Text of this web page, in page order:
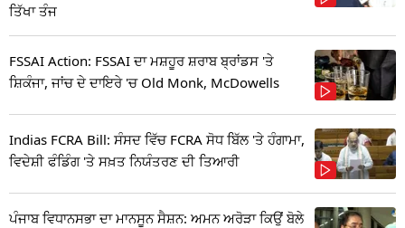
ਤਿੱਖਾ ਤੰਜ
FSSAI Action: FSSAI ਦਾ ਮਸ਼ਹੂਰ ਸ਼ਰਾਬ ਬ੍ਰਾਂਡਸ 'ਤੇ
ਸ਼ਿਕੰਜਾ, ਜਾਂਚ ਦੇ ਦਾਇਰੇ 'ਚ Old Monk, McDowells
Indias FCRA Bill: ਸੰਸਦ ਵਿੱਚ FCRA ਸੋਧ ਬਿੱਲ 'ਤੇ ਹੰਗਾਮਾ,
ਵਿਦੇਸ਼ੀ ਫੰਡਿੰਗ 'ਤੇ ਸਖ਼ਤ ਨਿਯੰਤਰਣ ਦੀ ਤਿਆਰੀ
ਪੰਜਾਬ ਵਿਧਾਨਸਭਾ ਦਾ ਮਾਨਸੂਨ ਸੈਸ਼ਨ: ਅਮਨ ਅਰੋੜਾ ਕਿਉਂ ਬੋਲੇ